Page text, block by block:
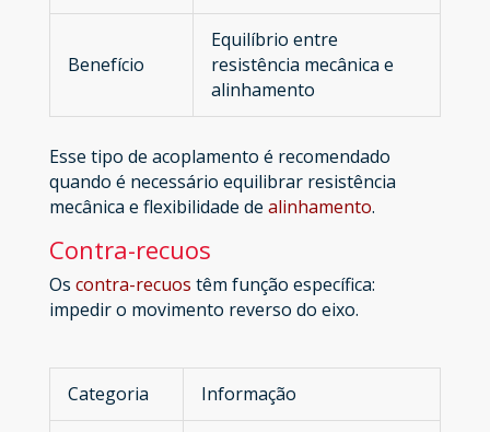
Benefício
Equilíbrio entre
resistência mecânica e
alinhamento
Esse tipo de acoplamento é recomendado
quando é necessário equilibrar resistência
mecânica e flexibilidade de alinhamento.
Contra-recuos
Os contra-recuos têm função específica:
impedir o movimento reverso do eixo.
Categoria Informação